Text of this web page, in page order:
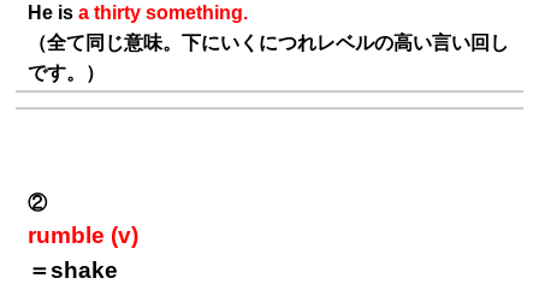
He is a thirty something.
（全て同じ意味。下にいくにつれレベルの高い言い回し
です。）
②
rumble (v)
＝shake